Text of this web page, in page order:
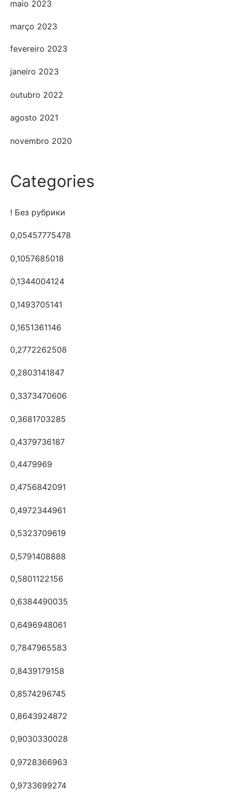
maio 2023
março 2023
fevereiro 2023
janeiro 2023
outubro 2022
agosto 2021
novembro 2020
Categories
! Без рубрики
0,05457775478
0,1057685018
0,1344004124
0,1493705141
0,1651361146
0,2772262508
0,2803141847
0,3373470606
0,3681703285
0,4379736187
0,4479969
0,4756842091
0,4972344961
0,5323709619
0,5791408888
0,5801122156
0,6384490035
0,6496948061
0,7847965583
0,8439179158
0,8574296745
0,8643924872
0,9030330028
0,9728366963
0,9733699274